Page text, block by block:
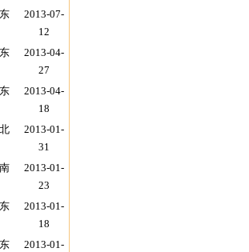
2013-07-
12
2013-04-
27
2013-04-
18
2013-01-
31
2013-01-
23
2013-01-
18
2013-01-